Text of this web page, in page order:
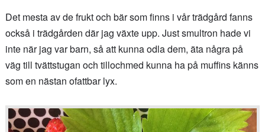
Det mesta av de frukt och bär som finns i vår trädgård fanns
också i trädgården där jag växte upp. Just smultron hade vi
inte när jag var barn, så att kunna odla dem, äta några på
väg till tvättstugan och tillochmed kunna ha på muffins känns
som en nästan ofattbar lyx.